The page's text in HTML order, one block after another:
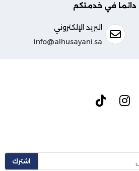
دائما في خدمتكم
البريد الإلكتروني
info@alhusayani.sa
اشترك